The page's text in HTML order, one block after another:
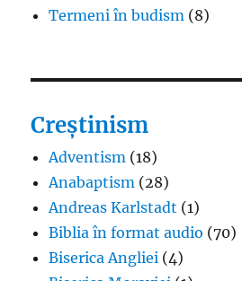
Termeni în budism (8)
Creștinism
Adventism (18)
Anabaptism (28)
Andreas Karlstadt (1)
Biblia în format audio (70)
Biserica Angliei (4)